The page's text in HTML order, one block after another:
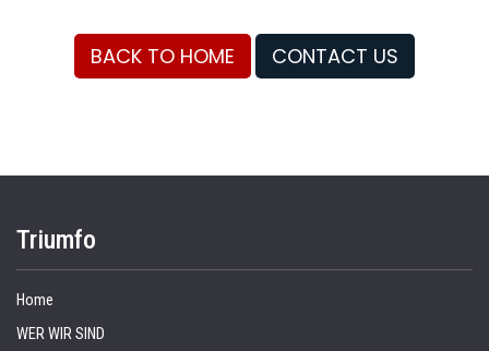
BACK TO HOME CONTACT US
Triumfo
Home
WER WIR SIND